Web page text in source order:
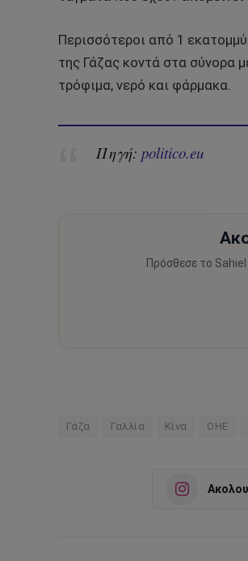
Περισσότεροι από 1
της Γάζας κοντά στα σύνορα
τρόφιμα, νερό και φάρμακα.
Πηγή: politico.eu
Πρόσθεσε το
Γάζα Γαλλία Κίνα ΟΗΕ